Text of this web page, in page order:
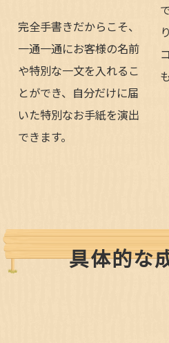
完全手書きだからこそ、
一通一通にお客様の名前
や特別な一文を入れるこ
とができ、自分だけに届
いた特別なお手紙を演出
できます。
具体的な